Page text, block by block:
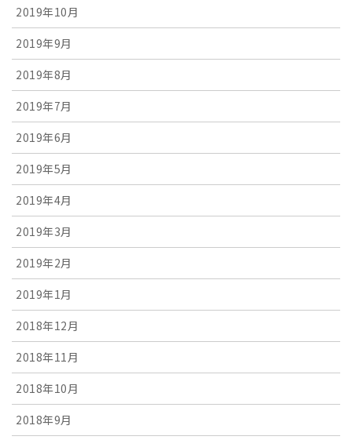
2019年10月
2019年9月
2019年8月
2019年7月
2019年6月
2019年5月
2019年4月
2019年3月
2019年2月
2019年1月
2018年12月
2018年11月
2018年10月
2018年9月